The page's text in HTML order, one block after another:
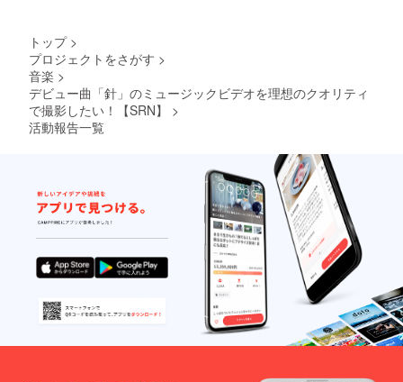
があり
ス感染
防止の
ために
撮影前
日当日
と体温
の測定
をお願
いいた
します
（体温
が37度
以上ま
たは体
》 前半
22:00 ※
どちら
か希望
する方
を備考
欄にご
記入く
ださい
※ ご希
望が重
なった
場合は
調整さ
ただく
形とな
ださい
※ MV映
像内に
掲載す
るお名
前の文
字列に
関し
て、演
出上の
理由で
別途相
談させ
ていた
トップ >
プロジェクトをさがす >
音楽 >
デビュー曲「針」のミュージックビデオを理想のクオリティ
で撮影したい！【SRN】
>
活動報告一覧